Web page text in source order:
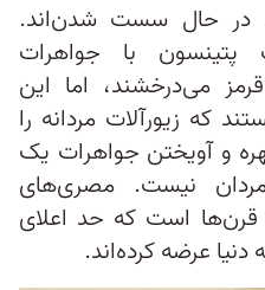
در حال سست شدن‌اند.
پتینسون با جواهرات
می‌درخشند، اما این
جوان قرن ۲۱ نیستند که زیورآلات مردانه را
و آویختن جواهرات یک
نیست. مصری‌های
قرن‌ها است که حد اعلای
دنیا عرضه کرده‌اند.